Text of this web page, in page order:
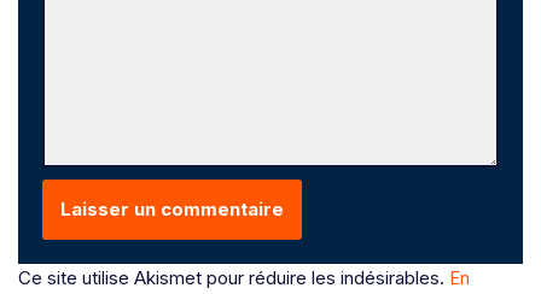
Ce site utilise Akismet pour réduire les indésirables. En